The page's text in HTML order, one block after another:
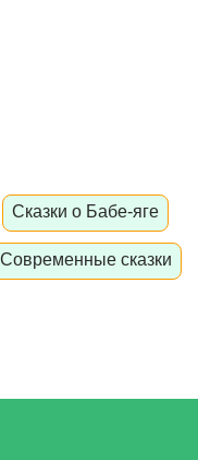
Сказки о Бабе-яге
Современные сказки